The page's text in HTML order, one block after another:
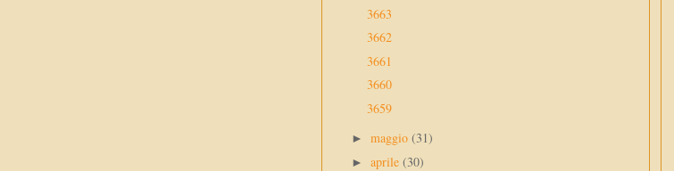
3663
3662
3661
3660
3659
► maggio (31)
► aprile (30)